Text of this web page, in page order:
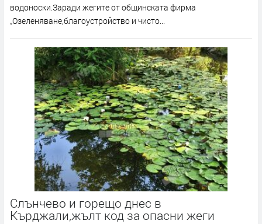
водоноски.Заради жегите от общинската фирма
„Озеленяване,благоустройство и чисто...
Слънчево и горещо днес в
Кърджали,жълт код за опасни жеги